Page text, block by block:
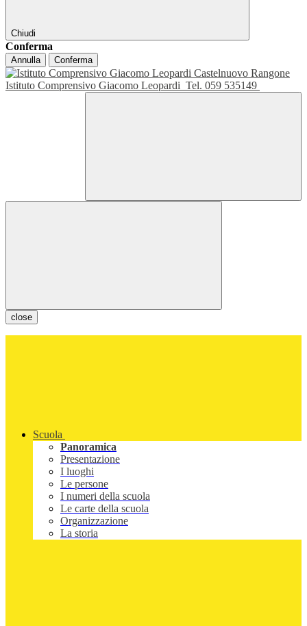
Chiudi
Conferma
Annulla Conferma
Istituto Comprensivo Giacomo Leopardi Tel. 059 535149
close
Scuola
Panoramica
Presentazione
I luoghi
Le persone
I numeri della scuola
Le carte della scuola
Organizzazione
La storia